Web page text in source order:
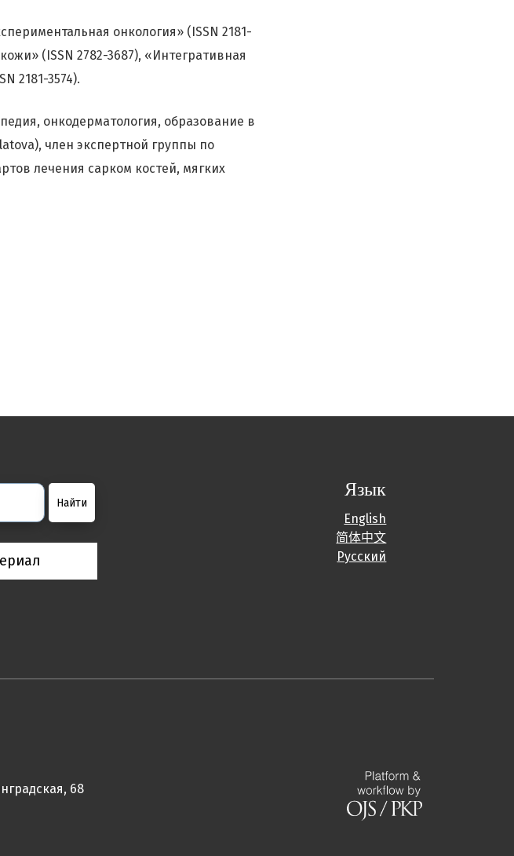
онкология» (ISSN 2181-
(ISSN 2782-3687), «Интегративная
2181-3574).
онкодерматология, образование в
член экспертной группы по
лечения сарком костей, мягких
Язык
English
简体中文
Русский
68